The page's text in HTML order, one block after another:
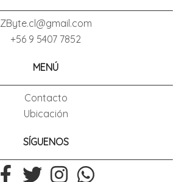
ZByte.cl@gmail.com
+56 9 5407 7852
MENÚ
Contacto
Ubicación
SÍGUENOS